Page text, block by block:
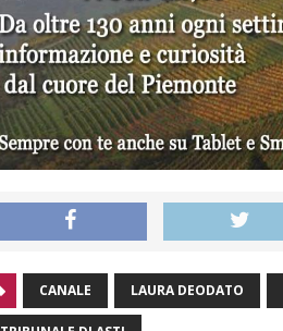
CANALE LAURA DEODATO